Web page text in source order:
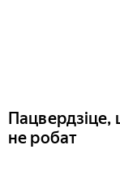
Пацвердзіце,
не робат